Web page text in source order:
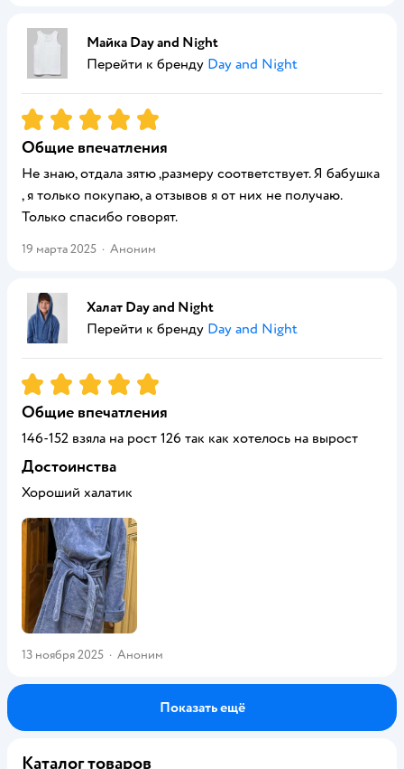
Майка Day and Night
Перейти к бренду Day and Night
Рейтинг:5
Общие впечатления
Не знаю, отдала зятю ,размеру соответствует. Я бабушка
, я только покупаю, а отзывов я от них не получаю.
Только спасибо говорят.
19 марта 2025 · Аноним
Халат Day and Night
Перейти к бренду Day and Night
Рейтинг:5
Общие впечатления
146-152 взяла на рост 126 так как хотелось на вырост
Достоинства
Хороший халатик
13 ноября 2025 · Аноним
Показать ещё
Каталог товаров